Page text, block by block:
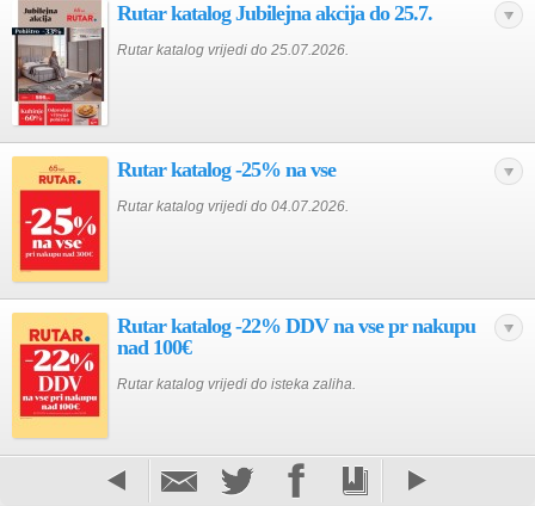
Rutar katalog Jubilejna akcija do 25.7.
Rutar katalog vrijedi do 25.07.2026.
Rutar katalog -25% na vse
Rutar katalog vrijedi do 04.07.2026.
Rutar katalog -22% DDV na vse pr nakupu
nad 100€
Rutar katalog vrijedi do isteka zaliha.